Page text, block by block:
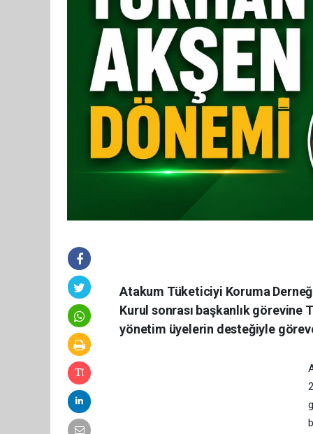
Atakum Tüketiciyi Koruma
Kurul sonrası başkanlık
yönetim üyelerin desteğiyle